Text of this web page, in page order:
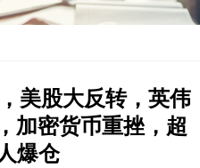
美股大反转，英伟
加密货币重挫，超
爆仓